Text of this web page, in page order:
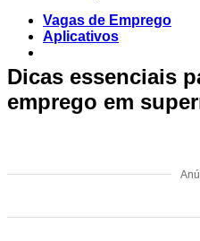
Vagas de Emprego
Aplicativos
Dicas essenciais
emprego em